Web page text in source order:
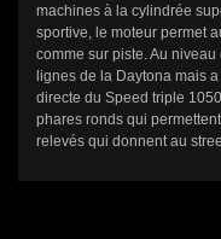
machines à la cylindrée
sportive, le moteur permet
comme sur piste. Au
lignes de la Daytona mais
directe du Speed triple
phares ronds qui
relevés qui donnent au